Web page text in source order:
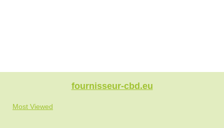
fournisseur-cbd.eu
Most Viewed